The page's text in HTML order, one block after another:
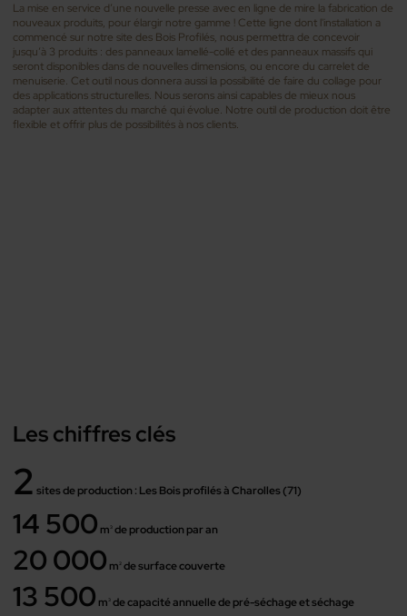
La mise en service d’une nouvelle presse avec en ligne de mire la fabrication de
nouveaux produits, pour élargir notre gamme ! Cette ligne dont l'installation a
commencé sur notre site des Bois Profilés, nous permettra de concevoir
jusqu’à 3 produits : des panneaux lamellé-collé et des panneaux massifs qui
seront disponibles dans de nouvelles dimensions, ou encore du carrelet de
menuiserie. Cet outil nous donnera aussi la possibilité de faire du collage pour
des applications structurelles. Nous serons ainsi capables de mieux nous
adapter aux attentes du marché qui évolue. Notre outil de production doit être
flexible et offrir plus de possibilités à nos clients.
Les chiffres clés
2 sites de production : Les Bois profilés à Charolles (71)
14 500 m3 de production par an
20 000 m2 de surface couverte
13 500 m3 de capacité annuelle de pré-séchage et séchage